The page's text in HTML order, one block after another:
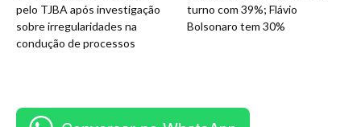
pelo TJBA após investigação
sobre irregularidades na
condução de processos
turno com 39%; Flávio
Bolsonaro tem 30%